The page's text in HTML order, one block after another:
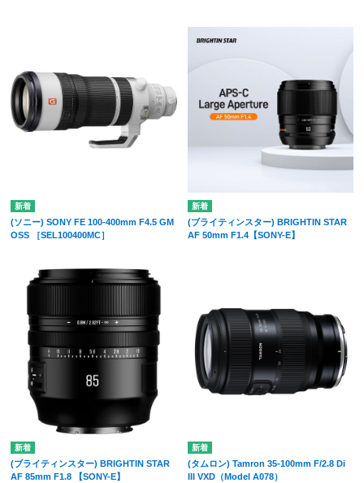
(ソニー) SONY FE 100-400mm F4.5 GM
OSS ［SEL100400MC］
(ブライティンスター) BRIGHTIN STAR
AF 50mm F1.4【SONY-E】
(ブライティンスター) BRIGHTIN STAR
AF 85mm F1.8 【SONY-E】
(タムロン) Tamron 35-100mm F/2.8 Di
III VXD（Model A078）